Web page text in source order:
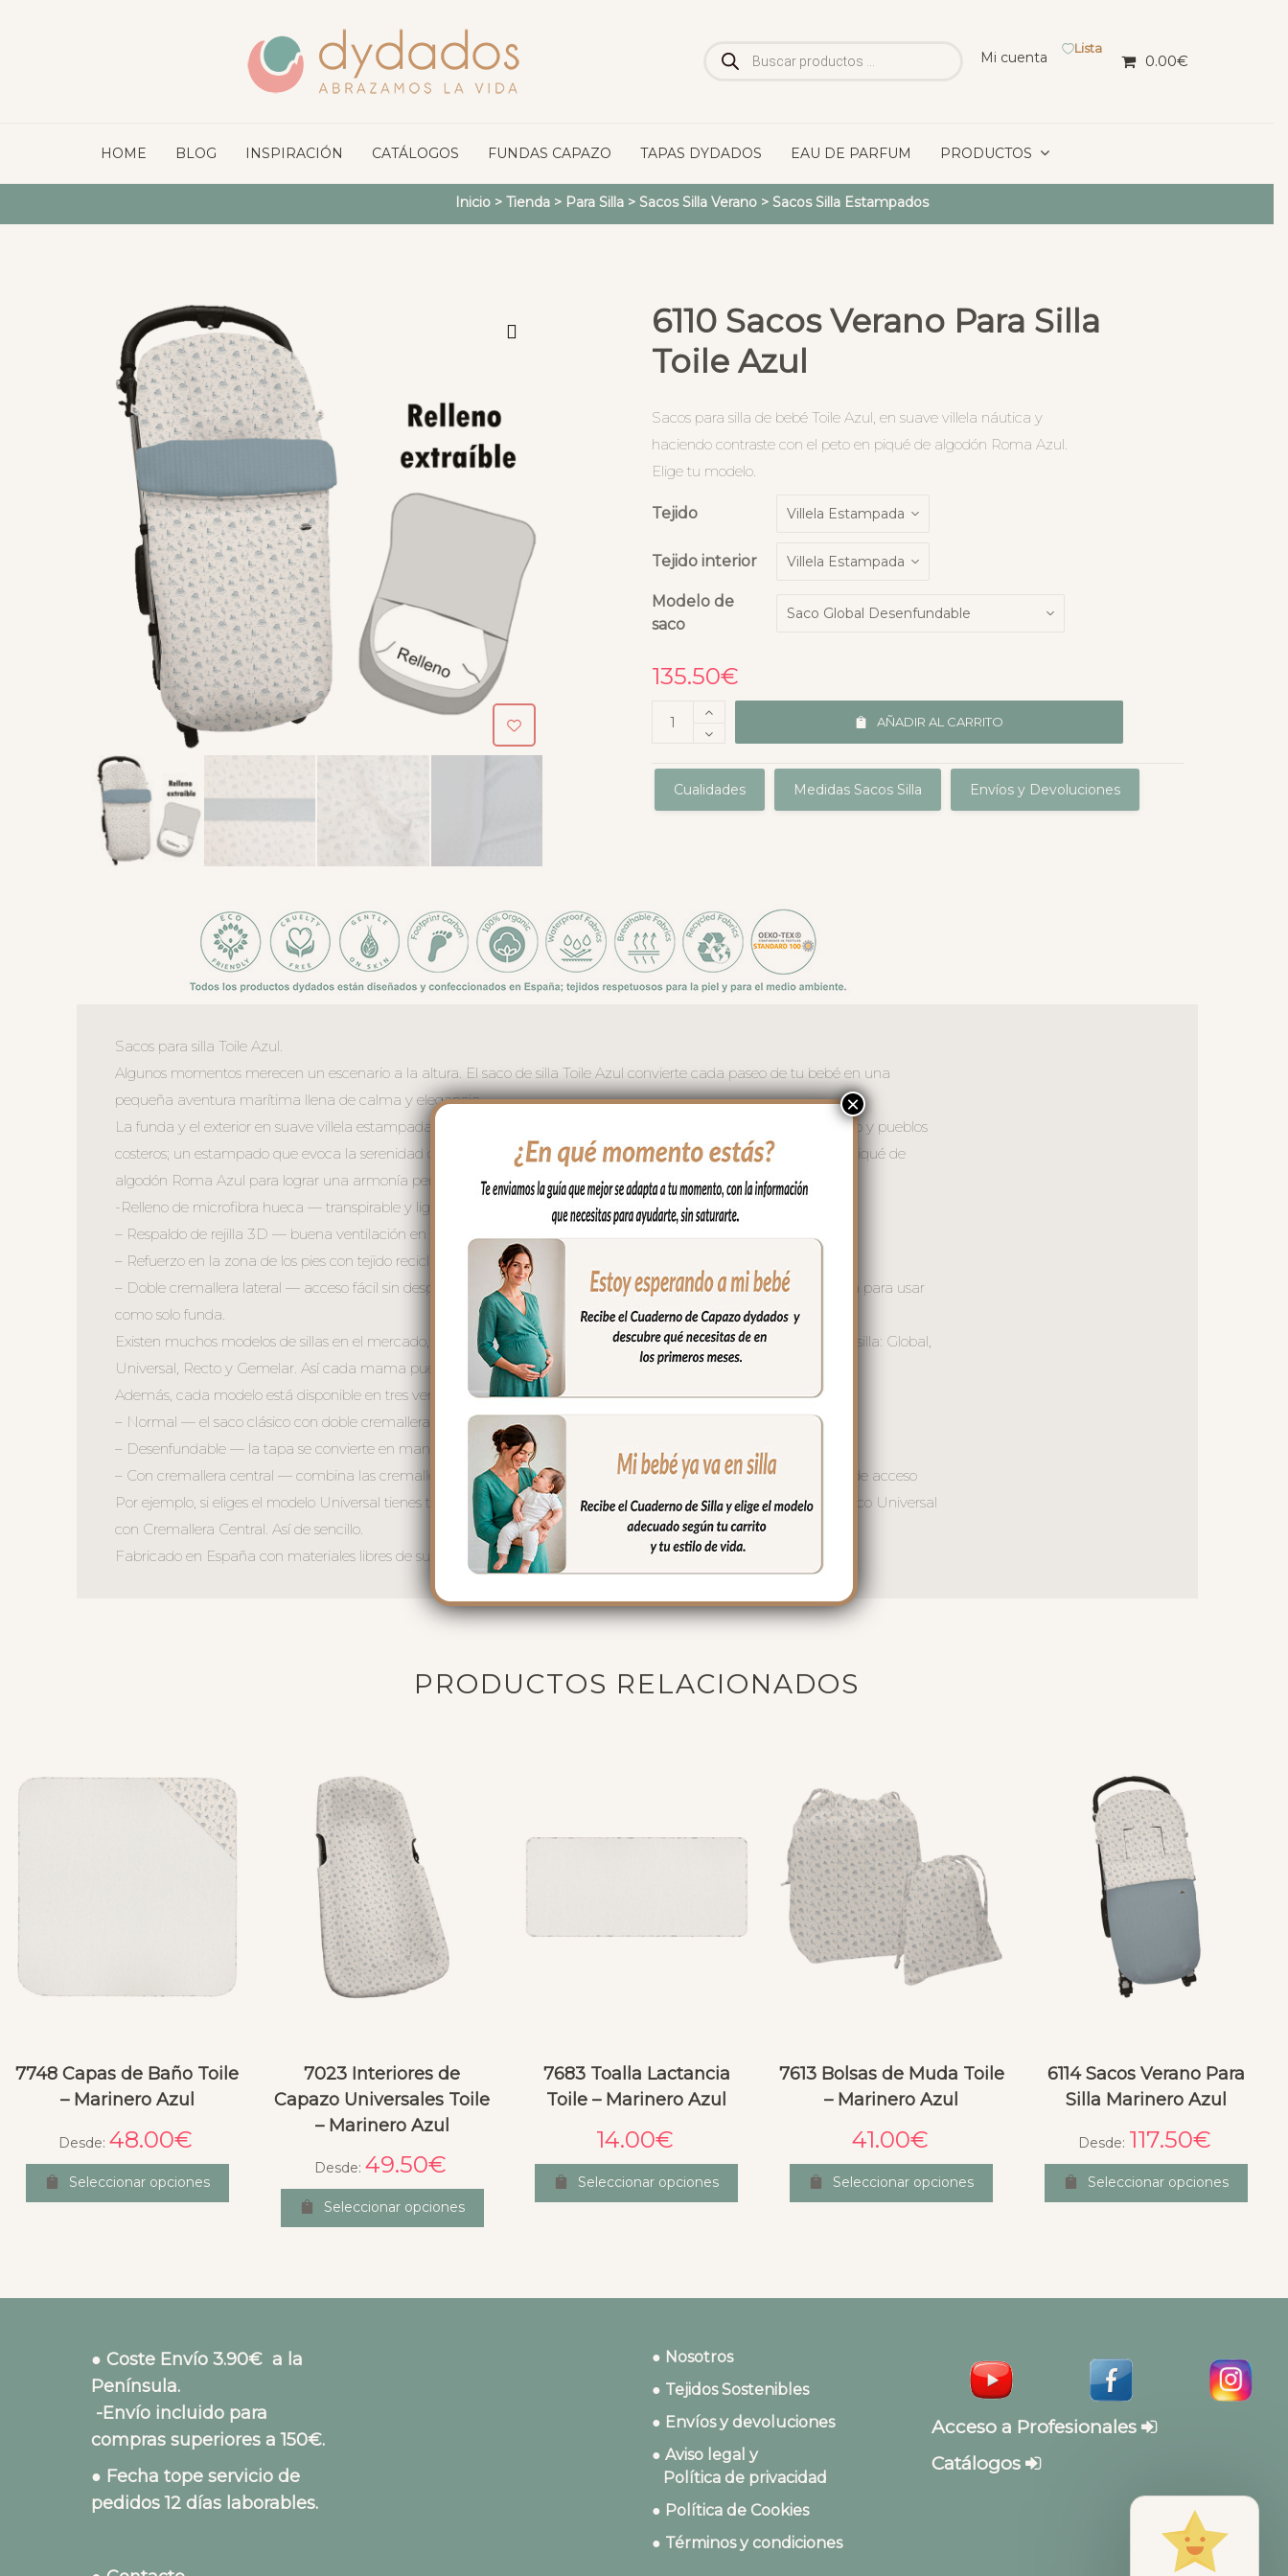
de
productos
Mi cuenta
Lista
0.00€
HOME BLOG INSPIRACIÓN CATÁLOGOS FUNDAS CAPAZO TAPAS DYDADOS EAU DE PARFUM PRODUCTOS
Inicio> Tienda> Para Silla> Sacos Silla Verano> Sacos Silla Estampados
6110 Sacos Verano Para Silla
Toile Azul
Sacos para silla de bebé Toile Azul, en suave villela náutica y
haciendo contraste con el peto en piqué de algodón Roma Azul.
Elige tu modelo.
Tejido
Tejido interior
Modelo de
saco
135.50€
AÑADIR AL CARRITO
Cualidades Medidas Sacos Silla Envíos y Devoluciones
Sacos para silla Toile Azul.
Algunos momentos merecen un escenario a la altura. El saco de silla Toile Azul convierte cada paseo de tu bebé en una
pequeña aventura marítima llena de calma y elegancia.
La funda y el exterior en suave villela estampada: veleros de distintos tipos navegando entre faros, gaviotas en vuelo y pueblos
costeros; un estampado que evoca la serenidad del Mediterráneo en verano coordinado con la vuelta del peto en piqué de
algodón Roma Azul para lograr una armonía perfecta.
-Relleno de microfibra hueca — transpirable y ligero para el verano.
– Respaldo de rejilla 3D — buena ventilación en la espalda del bebe.
– Refuerzo en la zona de los pies con tejido reciclado muy resistente.
– Doble cremallera lateral — acceso fácil sin despertar al bebe. La tapa la puedes quitar entera y te queda la funda para usar
como solo funda.
Existen muchos modelos de sillas en el mercado, por eso en dydados contamos con cuatro modelos de sacos para silla: Global,
Universal, Recto y Gemelar. Así cada mama puede elegir el que mejor se adapte a su silla.
Además, cada modelo está disponible en tres versiones:
– Normal — el saco clásico con doble cremallera lateral
– Desenfundable — la tapa se convierte en mantita independiente para usar cuando quieras
– Con cremallera central — combina las cremalleras laterales con una cremallera central para mayor comodidad de acceso
Por ejemplo, si eliges el modelo Universal tienes tres opciones: Saco Universal, Saco Universal Desenfundable o Saco Universal
con Cremallera Central. Así de sencillo.
Fabricado en España con materiales libres de sustancias nocivas. La brisa del mar para los paseos de tu bebe.
PRODUCTOS RELACIONADOS
7748 Capas de Baño Toile
– Marinero Azul
Desde:48.00€
Seleccionar opciones
7023 Interiores de
Capazo Universales Toile
– Marinero Azul
Desde:49.50€
Seleccionar opciones
7683 Toalla Lactancia
Toile – Marinero Azul
14.00€
Seleccionar opciones
7613 Bolsas de Muda Toile
– Marinero Azul
41.00€
Seleccionar opciones
6114 Sacos Verano Para
Silla Marinero Azul
Desde: 117.50€
Seleccionar opciones
● Coste Envío 3.90€ a la
Península.
-Envío incluido para
compras superiores a 150€.
● Fecha tope servicio de
pedidos 12 días laborables.
● Nosotros
● Tejidos Sostenibles
● Envíos y devoluciones
● Aviso legal y
Política de privacidad
● Política de Cookies
● Términos y condiciones
Acceso a Profesionales
Catálogos
×